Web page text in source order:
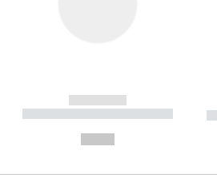
------------
----------- ----------- --------